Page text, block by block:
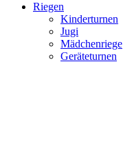
Riegen
Kinderturnen
Jugi
Mädchenriege
Geräteturnen